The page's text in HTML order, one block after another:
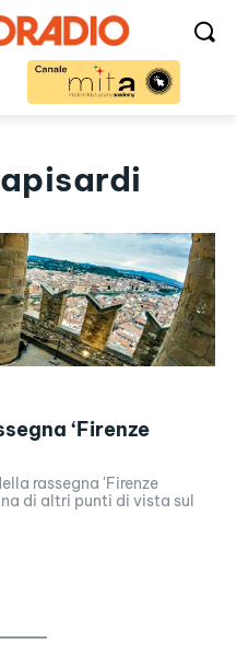
‘Firenze
rassegna 'Firenze
di altri punti di vista sul